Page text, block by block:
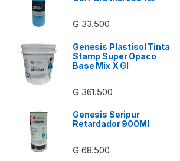
₲ 33.500
Genesis Plastisol Tinta
Stamp Super Opaco
Base Mix X Gl
₲ 361.500
Genesis Seripur
Retardador 900Ml
₲ 68.500